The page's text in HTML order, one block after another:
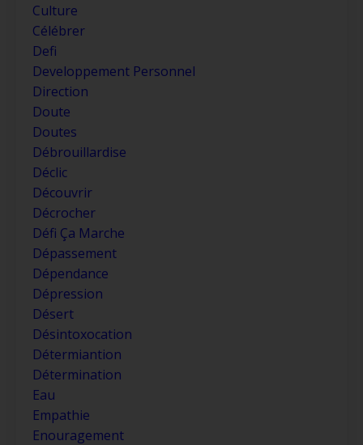
Culture
Célébrer
Defi
Developpement Personnel
Direction
Doute
Doutes
Débrouillardise
Déclic
Découvrir
Décrocher
Défi Ça Marche
Dépassement
Dépendance
Dépression
Désert
Désintoxocation
Détermiantion
Détermination
Eau
Empathie
Enouragement